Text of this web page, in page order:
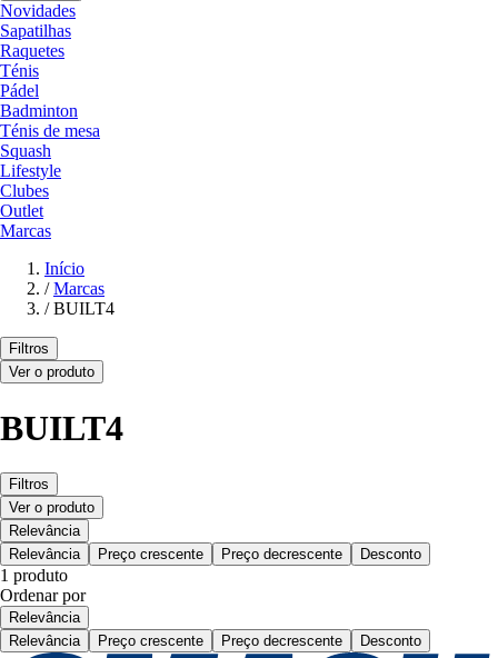
Novidades
Sapatilhas
Raquetes
Ténis
Pádel
Badminton
Ténis de mesa
Squash
Lifestyle
Clubes
Outlet
Marcas
Início
/ Marcas
/ BUILT4
Filtros
Ver o produto
BUILT4
Filtros
Ver o produto
Relevância
Relevância
Preço crescente Preço decrescente Desconto
1 produto
Ordenar por
Relevância
Relevância
Preço crescente Preço decrescente Desconto